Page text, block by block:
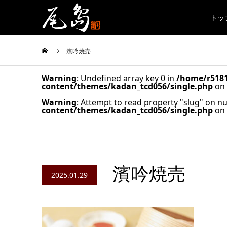
ト
濱吟焼売
Warning: Undefined array key 0 in /home/
content/themes/kadan_tcd056/single.php
Warning: Attempt to read property "slug" on
content/themes/kadan_tcd056/single.php
2025.01.29 濱吟焼売